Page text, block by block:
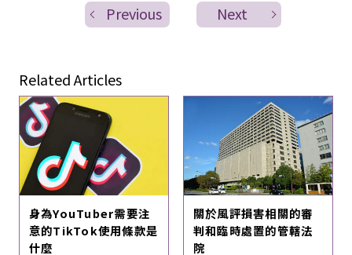
Previous Next
Related Articles
身為YouTuber需要注
意的TikTok使用條款是
什麼
關於風評損害相關的審
判和臨時處置的管轄法
院